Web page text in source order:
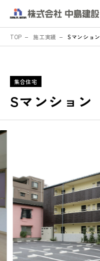
TOP 施工実績 Sマンション
集合住宅
Sマンション